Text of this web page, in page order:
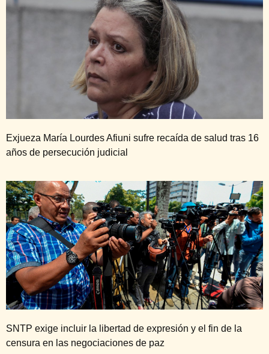
Exjueza María Lourdes Afiuni sufre recaída de salud tras 16
años de persecución judicial
SNTP exige incluir la libertad de expresión y el fin de la
censura en las negociaciones de paz